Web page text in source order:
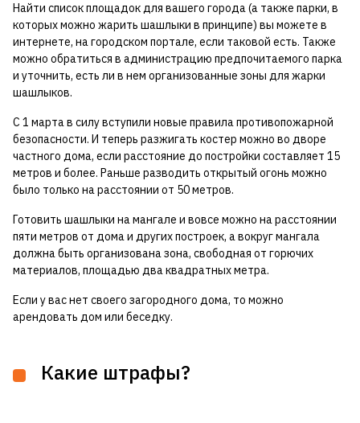
Найти список площадок для вашего города (а также парки, в
которых можно жарить шашлыки в принципе) вы можете в
интернете, на городском портале, если таковой есть. Также
можно обратиться в администрацию предпочитаемого парка
и уточнить, есть ли в нем организованные зоны для жарки
шашлыков.
С 1 марта в силу вступили новые правила противопожарной
безопасности. И теперь разжигать костер можно во дворе
частного дома, если расстояние до постройки составляет 15
метров и более. Раньше разводить открытый огонь можно
было только на расстоянии от 50 метров.
Готовить шашлыки на мангале и вовсе можно на расстоянии
пяти метров от дома и других построек, а вокруг мангала
должна быть организована зона, свободная от горючих
материалов, площадью два квадратных метра.
Если у вас нет своего загородного дома, то можно
арендовать дом или беседку.
Какие штрафы?